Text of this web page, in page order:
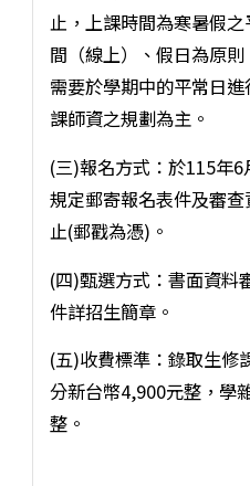
止，上課時間為寒暑假
間（線上）、假日為原
需要於學期中的平常日
課師資之規劃為主。
(三)報名方式：於115年
規定郵寄報名表件及審
止(郵戳為憑)。
(四)甄選方式：書面資料
件詳招生簡章。
(五)收費標準：錄取生修
分新台幣4,900元整，學
整。